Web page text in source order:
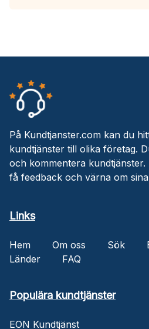
På Kundtjanster.com kan du
kundtjänster till olika företag.
och kommentera
få feedback och värna om
Links
Hem Om oss Sök
Länder
FAQ
Populära kundtjänster
EON Kundtjänst